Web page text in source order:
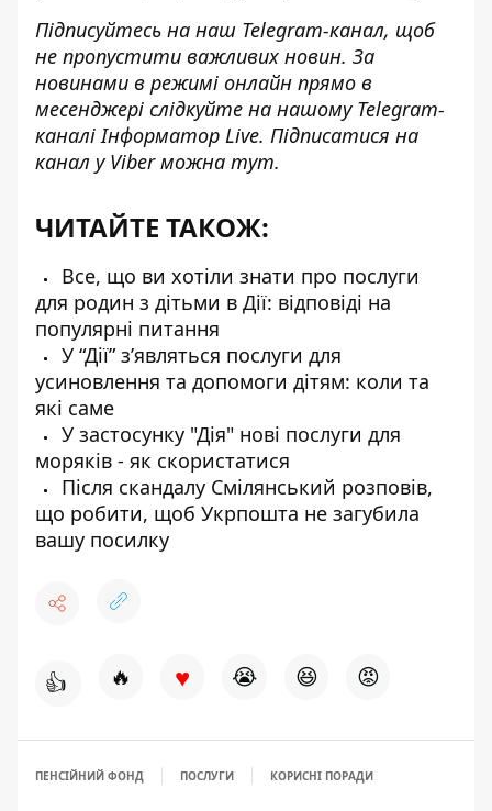
Підписуйтесь на наш Telegram-канал, щоб
не пропустити важливих новин. За
новинами в режимі онлайн прямо в
месенджері слідкуйте на нашому Telegram-
каналі Інформатор Live. Підписатися на
канал у Viber можна тут.
ЧИТАЙТЕ ТАКОЖ:
Все, що ви хотіли знати про послуги
для родин з дітьми в Дії: відповіді на
популярні питання
У “Дії” з’являться послуги для
усиновлення та допомоги дітям: коли та
які саме
У застосунку "Дія" нові послуги для
моряків - як скористатися
Після скандалу Смілянський розповів,
що робити, щоб Укрпошта не загубила
вашу посилку
👍 🔥 ♥ 😭 😆 😡
ПЕНСІЙНИЙ ФОНД ПОСЛУГИ КОРИСНІ ПОРАДИ